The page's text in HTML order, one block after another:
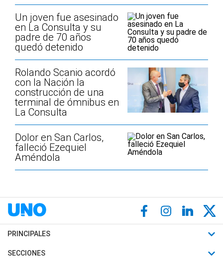
Un joven fue asesinado
en La Consulta y su
padre de 70 años
quedó detenido
Rolando Scanio acordó
con la Nación la
construcción de una
terminal de ómnibus en
La Consulta
Dolor en San Carlos,
falleció Ezequiel
Améndola
PRINCIPALES
Últimas Noticias
SECCIONES